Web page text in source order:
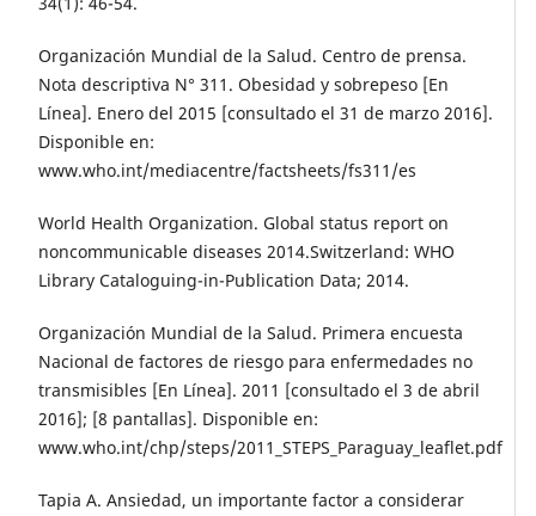
Organización Mundial de la Salud. Centro de prensa.
Nota descriptiva N° 311. Obesidad y sobrepeso [En
Línea]. Enero del 2015 [consultado el 31 de marzo 2016].
Disponible en:
www.who.int/mediacentre/factsheets/fs311/es
World Health Organization. Global status report on
noncommunicable diseases 2014.Switzerland: WHO
Library Cataloguing-in-Publication Data; 2014.
Organización Mundial de la Salud. Primera encuesta
Nacional de factores de riesgo para enfermedades no
transmisibles [En Línea]. 2011 [consultado el 3 de abril
2016]; [8 pantallas]. Disponible en:
www.who.int/chp/steps/2011_STEPS_Paraguay_leaflet.pdf
Tapia A. Ansiedad, un importante factor a considerar